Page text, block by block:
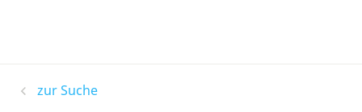
zur Suche